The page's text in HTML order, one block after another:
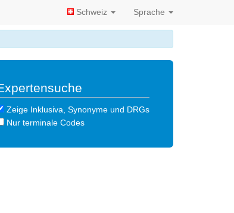
Schweiz Sprache
Zeige Inklusiva, Synonyme und DRGs
Nur terminale Codes